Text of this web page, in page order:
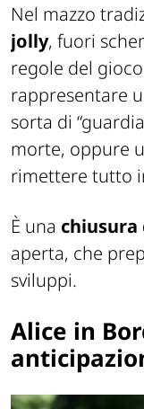
Nel mazzo
jolly, fuori
regole del
rappresentare
sorta di
morte, oppure
rimettere tutto
È una
aperta, che
sviluppi.
Alice in